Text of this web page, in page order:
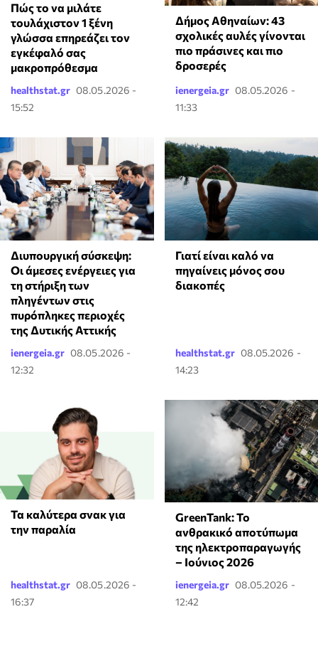
⁠Πώς το να μιλάτε
τουλάχιστον 1 ξένη
γλώσσα επηρεάζει τον
εγκέφαλό σας
μακροπρόθεσμα
healthstat.gr 08.05.2026 -
15:52
Δήμος Αθηναίων: 43
σχολικές αυλές γίνονται
πιο πράσινες και πιο
δροσερές
ienergeia.gr 08.05.2026 -
11:33
Διυπουργική σύσκεψη:
Οι άμεσες ενέργειες για
τη στήριξη των
πληγέντων στις
πυρόπληκες περιοχές
της Δυτικής Αττικής
ienergeia.gr 08.05.2026 -
12:32
Γιατί είναι καλό να
πηγαίνεις μόνος σου
διακοπές
healthstat.gr 08.05.2026 -
14:23
Τα καλύτερα σνακ για
την παραλία
healthstat.gr 08.05.2026 -
16:37
GreenTank: Το
ανθρακικό αποτύπωμα
της ηλεκτροπαραγωγής
– Ιούνιος 2026
ienergeia.gr 08.05.2026 -
12:42